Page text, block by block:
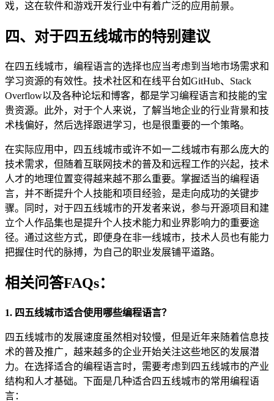
戏，这在软件和游戏开发行业中有着广泛的应用前景。
四、对于四五线城市的特别建议
在四五线城市，编程语言的选择也应当考虑到当地市场需求和
学习资源的有效性。技术社区和在线平台如GitHub、Stack
Overflow以及各种论坛和博客，都是学习编程语言和技能的宝
贵资源。此外，对于个人来说，了解当地企业的行业背景和技
术栈偏好，然后选择跟进学习，也是很重要的一个策略。
在实际应用中，四五线城市或许不如一二线城市有那么庞大的
技术需求，但随着互联网技术的普及和远程工作的兴起，技术
人才的地理位置变得越来越不那么重要。掌握适当的编程语
言，并不断提升个人技能和项目经验，是走向成功的关键步
骤。同时，对于四五线城市的开发者来说，参与开源项目和建
立个人作品集也是提升个人技术能力和业界影响力的重要途
径。通过这些方式，即便身在非一线城市，技术人员也有能力
把握住时代的脉搏，为自己的职业发展铺平道路。
相关问答FAQs：
1. 四五线城市适合使用哪些编程语言？
四五线城市的发展速度虽然相对较慢，但是近年来随着信息技
术的普及推广，越来越多的企业开始关注这些地区的发展潜
力。在选择适合的编程语言时，需要考虑到四五线城市的产业
结构和人才基础。下面是几种适合四五线城市的常用编程语
言：